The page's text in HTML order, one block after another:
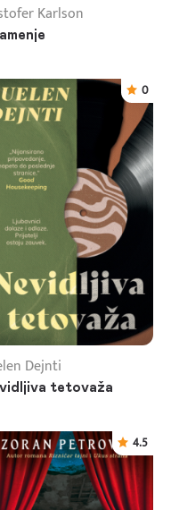
Karlson
0
Dejnti
tetovaža
4.5